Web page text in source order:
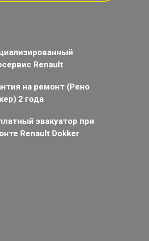
Renault
на ремонт (Рено
2 года
эвакуатор при
Renault Dokker